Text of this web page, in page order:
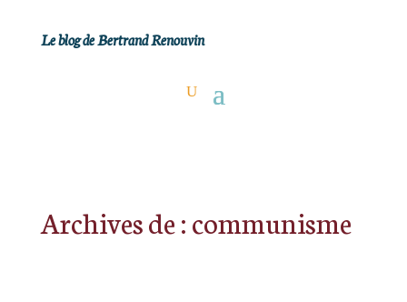
Le blog de Bertrand Renouvin
Archives de : communisme